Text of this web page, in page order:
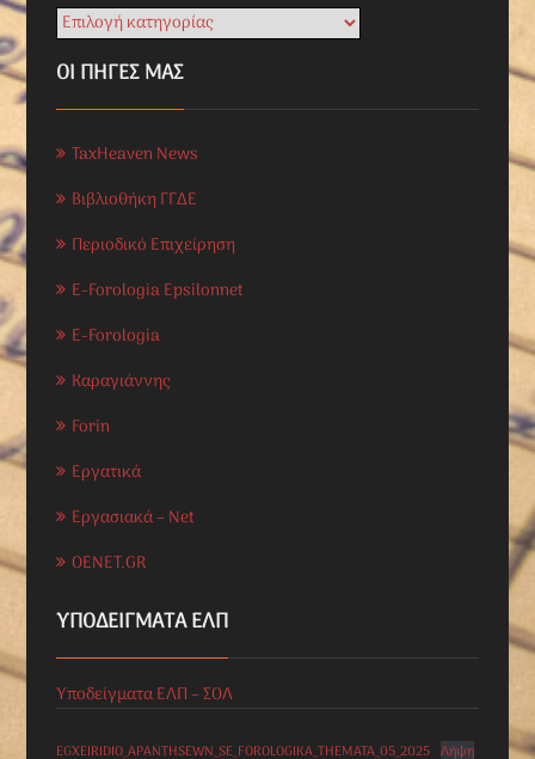
ΟΙ ΠΗΓΕΣ ΜΑΣ
TaxHeaven News
Βιβλιοθήκη ΓΓΔΕ
Περιοδικό Επιχείρηση
E-Forologia Epsilonnet
E-Forologia
Καραγιάννης
Forin
Εργατικά
Εργασιακά – Net
OENET.GR
ΥΠΟΔΕΊΓΜΑΤΑ ΕΛΠ
Υποδείγματα ΕΛΠ – ΣΟΛ
EGXEIRIDIO_APANTHSEWN_SE_FOROLOGIKA_THEMATA_05_2025 Λήψη